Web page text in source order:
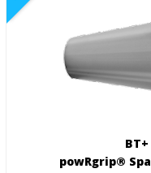
BT+
powRgrip®